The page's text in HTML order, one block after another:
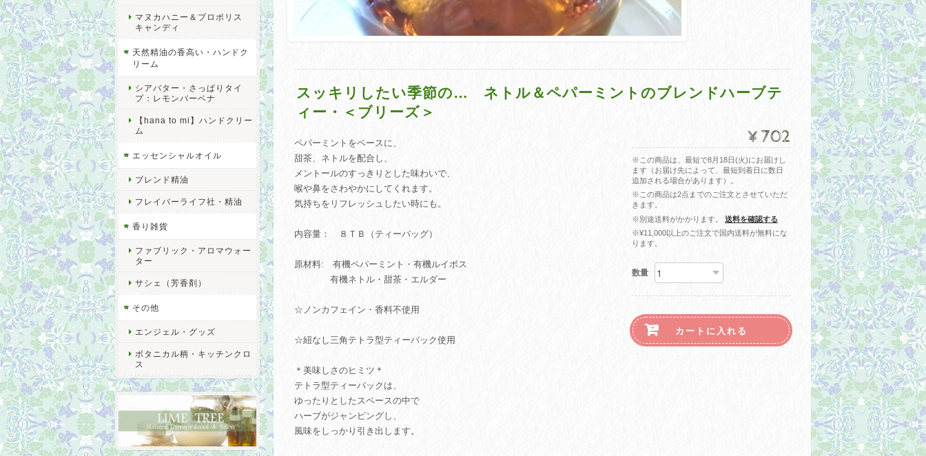
スッキリしたい季節の… ネトル＆ペパーミントのブレンドハーブテ
ィー・＜ブリーズ＞
ペパーミントをベースに、
甜茶、ネトルを配合し、
メントールのすっきりとした味わいで、
喉や鼻をさわやかにしてくれます。
気持ちをリフレッシュしたい時にも。
内容量： ８ＴＢ（ティーバッグ）
原材料: 有機ペパーミント・有機ルイボス
有機ネトル・甜茶・エルダー
☆ノンカフェイン・香料不使用
☆紐なし三角テトラ型ティーバック使用
＊美味しさのヒミツ＊
テトラ型ティーバックは、
ゆったりとしたスペースの中で
ハーブがジャンピングし、
風味をしっかり引き出します。
¥702
※この商品は、最短で8月18日(火)にお届けし
ます（お届け先によって、最短到着日に数日
追加される場合があります）。
※この商品は2点までのご注文とさせていただ
きます。
※別途送料がかかります。
送料を確認する
※¥11,000以上のご注文で国内送料が無料にな
ります。
数量
カートに入れる
マヌカハニー＆プロポリス
キャンディ
天然精油の香高い・ハンドク
リーム
シアバター・さっぱりタイ
プ：レモンバーベナ
【hana to mi】ハンドクリー
ム
エッセンシャルオイル
ブレンド精油
フレイバーライフ社・精油
香り雑貨
ファブリック・アロマウォー
ター
サシェ（芳香剤）
その他
エンジェル・グッズ
ボタニカル柄・キッチンクロ
ス